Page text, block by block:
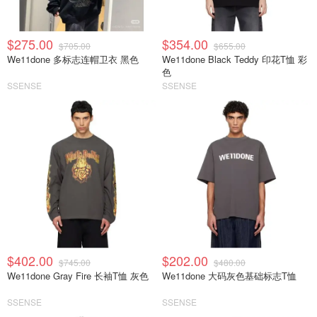
$275.00 $705.00
We11done 多标志连帽卫衣 黑色
SSENSE
$354.00 $655.00
We11done Black Teddy 印花T恤 彩
色
SSENSE
$402.00 $745.00
We11done Gray Fire 长袖T恤 灰色
SSENSE
$202.00 $480.00
We11done 大码灰色基础标志T恤
SSENSE